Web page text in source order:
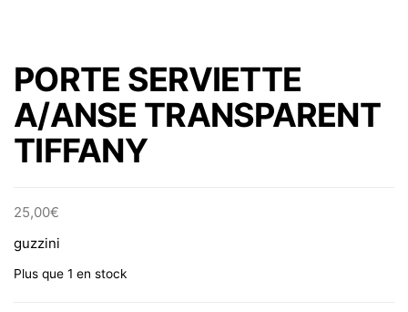
PORTE SERVIETTE
A/ANSE TRANSPARENT
TIFFANY
25,00€
guzzini
Plus que 1 en stock